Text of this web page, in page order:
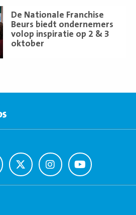
De Nationale Franchise
Beurs biedt ondernemers
volop inspiratie op 2 & 3
oktober
Ga
naar
Twitter
Ga
naar
Instagram
Ga
naar
Youtube